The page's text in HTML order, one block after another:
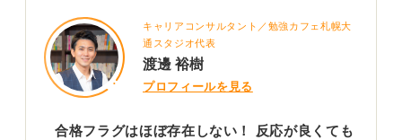
キャリアコンサルタント／勉強カフェ札幌大
通スタジオ代表
渡邊 裕樹
プロフィールを見る
合格フラグはほぼ存在しない！ 反応が良くても